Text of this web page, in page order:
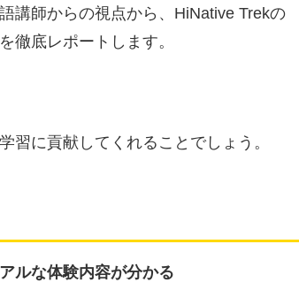
講師からの視点から、HiNative Trekの
徹底レポートします。
習に貢献してくれることでしょう。
ルな体験内容が分かる